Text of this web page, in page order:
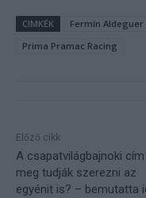
CIMKÉK Fermín Aldeguer
Prima Pramac Racing
Előző cikk
A csapatvilágbajnoki
meg tudják szerezni az
egyénit is? – bemutatta